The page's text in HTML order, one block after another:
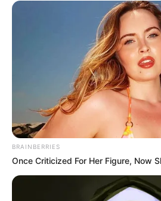
BRAINBERRIES
Once Criticized For Her Figure, Now